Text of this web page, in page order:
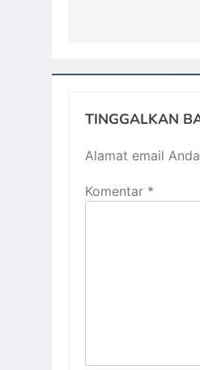
TINGGALKAN
Alamat email
Komentar *